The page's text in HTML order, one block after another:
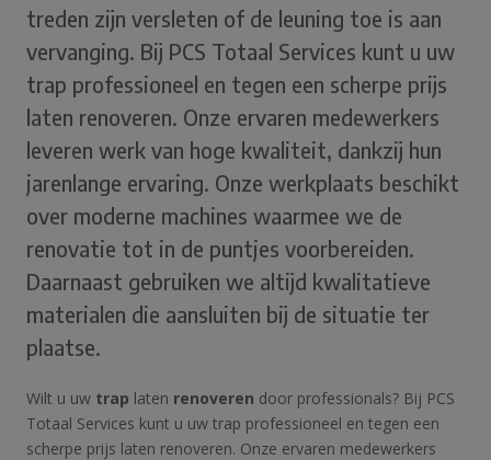
treden zijn versleten of de leuning toe is aan
vervanging. Bij PCS Totaal Services kunt u uw
trap professioneel en tegen een scherpe prijs
laten renoveren. Onze ervaren medewerkers
leveren werk van hoge kwaliteit, dankzij hun
jarenlange ervaring. Onze werkplaats beschikt
over moderne machines waarmee we de
renovatie tot in de puntjes voorbereiden.
Daarnaast gebruiken we altijd kwalitatieve
materialen die aansluiten bij de situatie ter
plaatse.
Wilt u uw trap laten renoveren door professionals? Bij PCS
Totaal Services kunt u uw trap professioneel en tegen een
scherpe prijs laten renoveren. Onze ervaren medewerkers